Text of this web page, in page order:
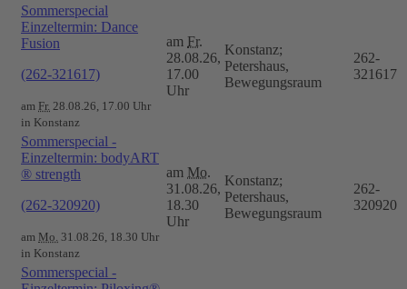
Sommerspecial
Einzeltermin: Dance
Fusion
(262-321617)
am Fr. 28.08.26, 17.00 Uhr
in Konstanz
am Fr.
28.08.26,
17.00
Uhr
Konstanz;
Petershaus,
Bewegungsraum
262-
321617
Sommerspecial -
Einzeltermin: bodyART
® strength
(262-320920)
am Mo. 31.08.26, 18.30 Uhr
in Konstanz
am Mo.
31.08.26,
18.30
Uhr
Konstanz;
Petershaus,
Bewegungsraum
262-
320920
Sommerspecial -